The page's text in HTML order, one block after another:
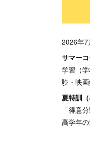
2026年7
サマー
学習（
験・映
夏特訓（
「得意
高学年